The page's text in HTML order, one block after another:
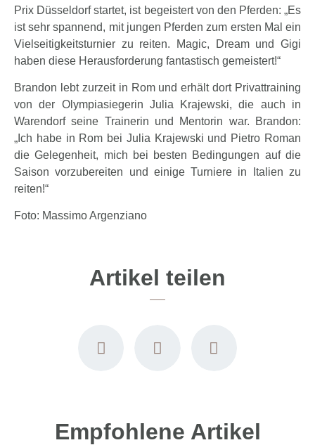
Prix Düsseldorf startet, ist begeistert von den Pferden: „Es
ist sehr spannend, mit jungen Pferden zum ersten Mal ein
Vielseitigkeitsturnier zu reiten. Magic, Dream und Gigi
haben diese Herausforderung fantastisch gemeistert!“
Brandon lebt zurzeit in Rom und erhält dort Privattraining
von der Olympiasiegerin Julia Krajewski, die auch in
Warendorf seine Trainerin und Mentorin war. Brandon:
„Ich habe in Rom bei Julia Krajewski und Pietro Roman
die Gelegenheit, mich bei besten Bedingungen auf die
Saison vorzubereiten und einige Turniere in Italien zu
reiten!“
Foto: Massimo Argenziano
Artikel teilen
Empfohlene Artikel